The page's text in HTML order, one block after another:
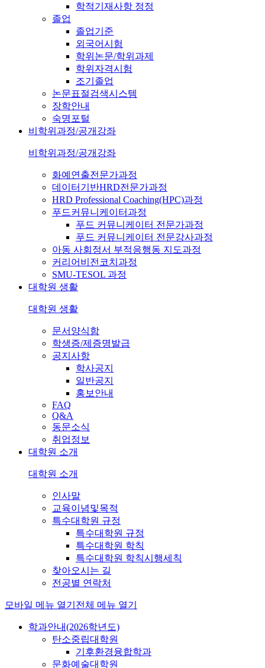
학적기재사항 정정
졸업
졸업기준
외국어시험
학위논문/학위과제
학위자격시험
조기졸업
논문표절검색시스템
장학안내
숙명포털
비학위과정/공개강좌
비학위과정/공개강좌
화예연출전문가과정
데이터기반HRD전문가과정
HRD Professional Coaching(HPC)과정
푸드커뮤니케이터과정
푸드 커뮤니케이터 전문가과정
푸드 커뮤니케이터 전문강사과정
아동 사회정서 부적응행동 지도과정
커리어비전코치과정
SMU-TESOL 과정
대학원 생활
대학원 생활
문서양식함
학생증/제증명발급
공지사항
학사공지
일반공지
홍보안내
FAQ
Q&A
동문소식
취업정보
대학원 소개
대학원 소개
인사말
교육이념및목적
특수대학원 규정
특수대학원 규정
특수대학원 학칙
특수대학원 학칙시행세칙
찾아오시는 길
전공별 연락처
모바일 메뉴 열기 전체 메뉴 열기
학과안내(2026학년도)
탄소중립대학원
기후환경융합학과
문화예술대학원